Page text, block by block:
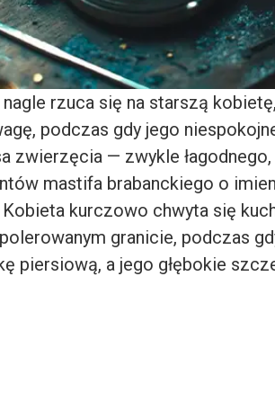
rzuca się na starszą
podczas gdy jego
zwierzęcia — zwykle
mastifa brabanckiego o
kurczowo chwyta się
granicie, podczas
piersiową, a jego głębokie